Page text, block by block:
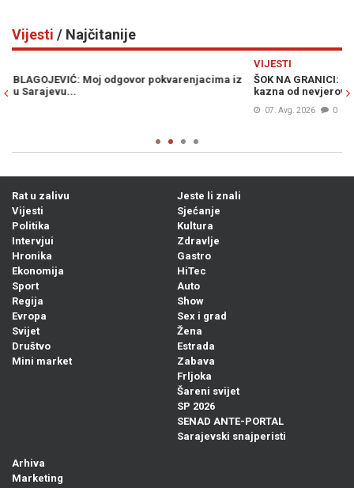
Vijesti / Najčitanije
ŠOK NA GRANICI: Ponesete li ovo voće u Hrvatsku, prijeti vam
kazna od nevjerovatnih 13.000 eura
Rat u zalivu
Vijesti
Politika
Intervjui
Hronika
Ekonomija
Sport
Regija
Evropa
Svijet
Društvo
Mini market
Jeste li znali
Sjećanje
Kultura
Zdravlje
Gastro
HiTec
Auto
Show
Sex i grad
Žena
Estrada
Zabava
Frljoka
Šareni svijet
SP 2026
SENAD ANTE-PORTAL
Sarajevski snajperisti
Arhiva
Marketing